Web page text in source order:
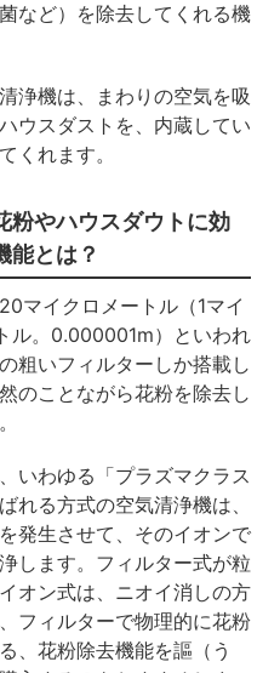
など）を除去してくれる機
浄機は、まわりの空気を吸
ウスダストを、内蔵してい
くれます。
粉やハウスダウトに効
能とは？
マイクロメートル（1マイ
ル。0.000001m）といわれ
粗いフィルターしか搭載し
のことながら花粉を除去し
いわゆる「プラズマクラス
れる方式の空気清浄機は、
発生させて、そのイオンで
します。フィルター式が粒
オン式は、ニオイ消しの方
フィルターで物理的に花粉
、花粉除去機能を謳（う